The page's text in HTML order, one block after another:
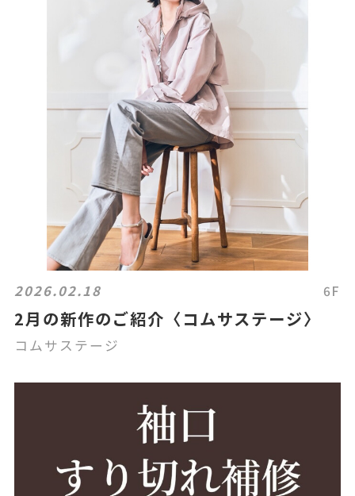
2026.02.18 6F
2月の新作のご紹介〈コムサステージ〉
コムサステージ